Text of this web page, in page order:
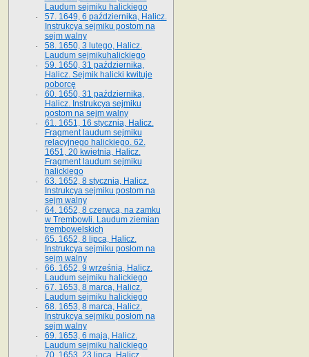
Laudum sejmiku halickiego
57. 1649, 6 października, Halicz.
Instrukcya sejmiku postom na
sejm walny
58. 1650, 3 lutego, Halicz.
Laudum sejmikuhalickiego
59. 1650, 31 października,
Halicz. Sejmik halicki kwituje
poborcę
60. 1650, 31 października,
Halicz. Instrukcya sejmiku
postom na sejm walny
61. 1651, 16 stycznia, Halicz.
Fragment laudum sejmiku
relacyjnego halickiego. 62.
1651, 20 kwietnia, Halicz.
Fragment laudum sejmiku
halickiego
63. 1652, 8 stycznia, Halicz.
Instrukcya sejmiku postom na
sejm walny
64. 1652, 8 czerwca, na zamku
w Trembowli. Laudum ziemian
trembowelskich
65. 1652, 8 lipca, Halicz.
Instrukcya sejmiku posłom na
sejm walny
66. 1652, 9 września, Halicz.
Laudum sejmiku halickiego
67. 1653, 8 marca, Halicz.
Laudum sejmiku halickiego
68. 1653, 8 marca, Halicz.
Instrukcya sejmiku posłom na
sejm walny
69. 1653, 6 maja, Halicz.
Laudum sejmiku halickiego
70. 1653, 23 lipca, Halicz.